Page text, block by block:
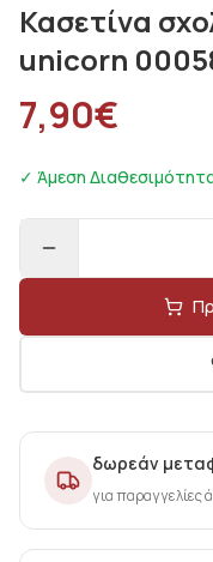
Κασετίνα
unicorn
7,90€
✓ Άμεση
δωρεάν
για παραγγελίες